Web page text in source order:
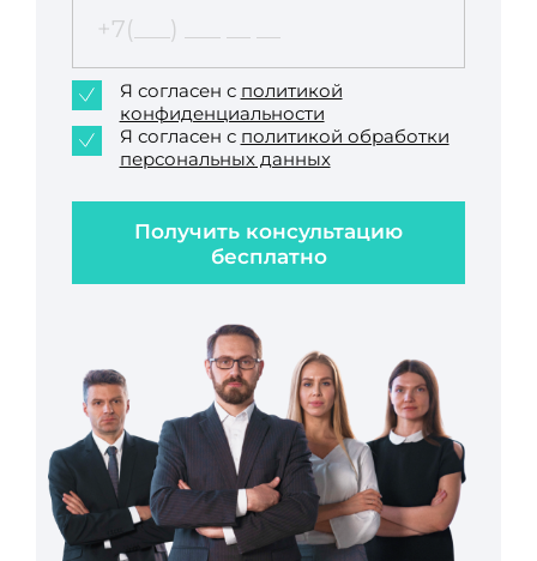
Получить консультацию
бесплатно
Я согласен с политикой
конфиденциальности
Я согласен с политикой обработки
персональных данных